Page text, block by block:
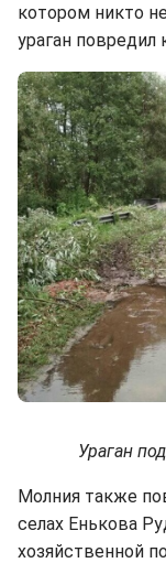
котором никто
ураган повредил
Ураган
Молния также
селах Енькова
хозяйственной